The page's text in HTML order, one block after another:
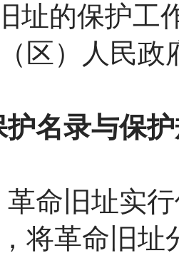
址的保护工
区）人民
名录与保
命旧址实
将革命旧址